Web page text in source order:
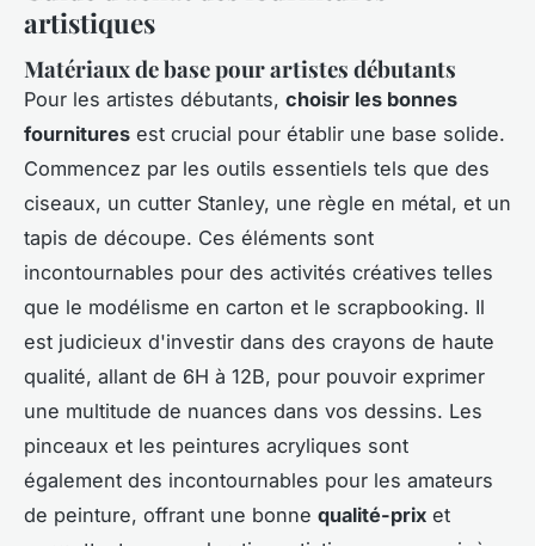
artistiques
Matériaux de base pour artistes débutants
Pour les artistes débutants, choisir les bonnes
fournitures est crucial pour établir une base solide.
Commencez par les outils essentiels tels que des
ciseaux, un cutter Stanley, une règle en métal, et un
tapis de découpe. Ces éléments sont
incontournables pour des activités créatives telles
que le modélisme en carton et le scrapbooking. Il
est judicieux d'investir dans des crayons de haute
qualité, allant de 6H à 12B, pour pouvoir exprimer
une multitude de nuances dans vos dessins. Les
pinceaux et les peintures acryliques sont
également des incontournables pour les amateurs
de peinture, offrant une bonne qualité-prix et